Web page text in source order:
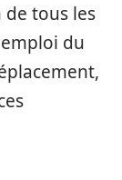
tous les
du